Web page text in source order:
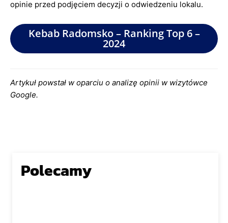
opinie przed podjęciem decyzji o odwiedzeniu lokalu.
Kebab Radomsko – Ranking Top 6 –
2024
Artykuł powstał w oparciu o analizę opinii w wizytówce
Google.
Polecamy